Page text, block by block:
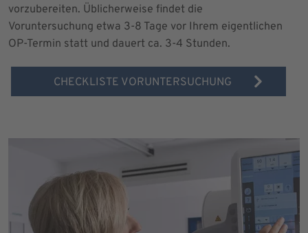
vorzubereiten. Üblicherweise findet die
Voruntersuchung etwa 3-8 Tage vor Ihrem eigentlichen
OP-Termin statt und dauert ca. 3-4 Stunden.
CHECKLISTE VORUNTERSUCHUNG